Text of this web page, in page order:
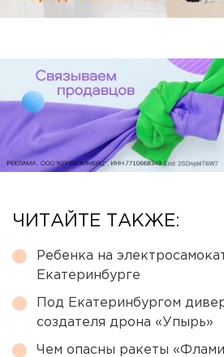
ЧИТАЙТЕ ТАКЖЕ:
Ребенка на
Екатеринбурге
Под Екатеринбургом
создателя дрона «Упырь»
Чем опасны ракеты